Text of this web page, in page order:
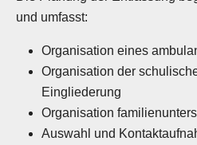
und umfasst:
Organisation eines
Organisation der
Eingliederung
Organisation
Auswahl und